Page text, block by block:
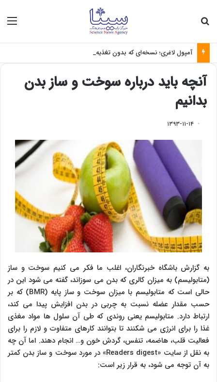
آمپول لاغری؛ نسخه‌ای که بدون تغذیه خطرناک می‌شود
آنچه باید درباره سوخت و ساز بدن
بدانیم
۱۳۹۳-۱۱-۱۴
به گزارش باشگاه خبرنگاران، اغلب ما فکر می کنیم سوخت و ساز
(متابولیسم) به میزان کالری که بدن می سوزاند، گفته می شود این در
حالی است که متابولیسم با میزان سوخت و ساز پایه (BMR) که بر
حسب مقدار عضله نسبت به چربی در بدن افزایش پیدا می کند،
ارتباط دارد. متابولیسم یعنی روندی که طی آن سلول ها مواد مغذی
غذا را برای انرژی می شکنند تا بتوانند کارهای متفاوت و لازم را برای
فعالیت قلب، هاضمه، تنفس، گردش خون و… انجام دهند. اما آن چه
به نقل از سایت «Readers digest» در مورد سوخت و ساز بدن کمتر
به آن توجه می شود، به قرار زیر است: